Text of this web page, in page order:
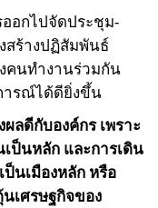
อกไปจัดประชุม-
สร้างปฏิสัมพันธ์
คนทำงานร่วมกัน
ารณ์ได้ดียิ่งขึ้น
ลดีกับองค์กร เพราะ
ป็นหลัก และการเดิน
นเมืองหลัก หรือ
เศรษฐกิจของ